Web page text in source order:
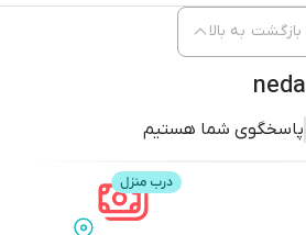
پاسخگوی شما هستیم
بازگشت به بالا